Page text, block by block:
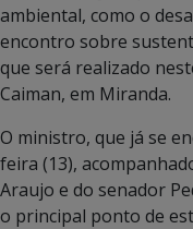
ambiental, como o
encontro sobre
que será realizado
Caiman, em Miranda.
O ministro, que já se
feira (13),
Araujo e do senador
o principal ponto de